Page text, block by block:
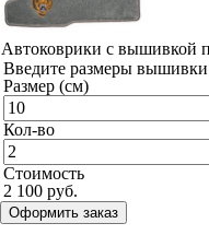
Автоковрики с вышивкой
Введите размеры вышивки
Размер (см)
Кол-во
Стоимость
2 100 руб.
Оформить заказ